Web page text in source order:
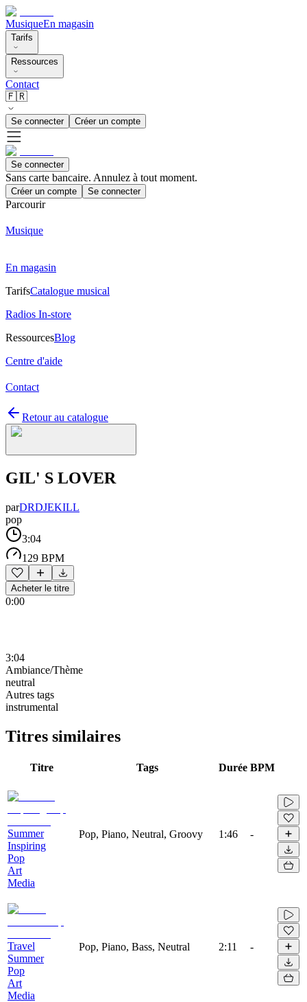
MusiqueEn magasin
Tarifs
Ressources
Contact
🇫🇷
Se connecter Créer un compte
Se connecter
Sans carte bancaire. Annulez à tout moment.
Créer un compte Se connecter
Parcourir
Musique
En magasin
TarifsCatalogue musical
Radios In-store
RessourcesBlog
Centre d'aide
Contact
Retour au catalogue
GIL' S LOVER
parDRDJEKILL
pop
3:04
129 BPM
Acheter le titre
0:00
3:04
Ambiance/Thème
neutral
Autres tags
instrumental
Titres similaires
Titre Tags Durée BPM
Summer
Inspiring
Pop
Art
Media
Pop, Piano, Neutral, Groovy 1:46 -
Travel
Summer
Pop
Art
Media
Pop, Piano, Bass, Neutral 2:11 -